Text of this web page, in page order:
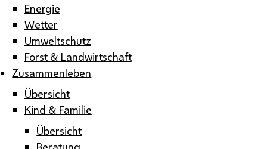
Energie
Wetter
Umweltschutz
Forst & Landwirtschaft
Zusammenleben
Übersicht
Kind & Familie
Übersicht